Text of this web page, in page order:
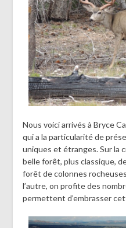
Nous voici arrivés à Bryce
qui a la particularité de
uniques et étranges. Sur la
belle forêt, plus classique,
forêt de colonnes
l’autre, on profite des
permettent d’embrasser